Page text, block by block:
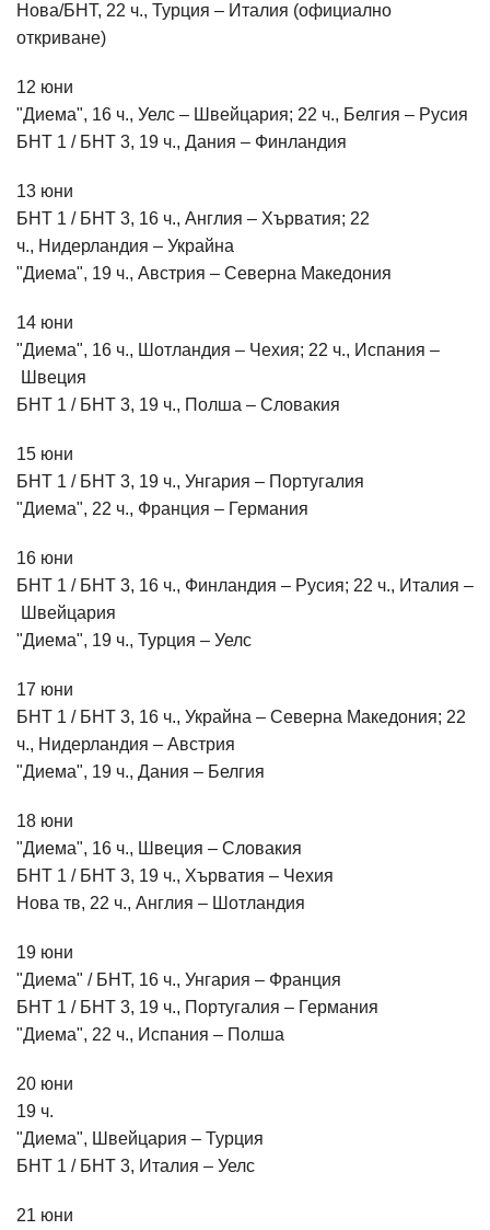
Нова/БНТ, 22 ч., Турция – Италия (официално
откриване)
12 юни
"Диема", 16 ч., Уелс – Швейцария; 22 ч., Белгия – Русия
БНТ 1 / БНТ 3, 19 ч., Дания – Финландия
13 юни
БНТ 1 / БНТ 3, 16 ч., Англия – Хърватия; 22
ч., Нидерландия – Украйна
"Диема", 19 ч., Австрия – Северна Македония
14 юни
"Диема", 16 ч., Шотландия – Чехия; 22 ч., Испания –
Швеция
БНТ 1 / БНТ 3, 19 ч., Полша – Словакия
15 юни
БНТ 1 / БНТ 3, 19 ч., Унгария – Португалия
"Диема", 22 ч., Франция – Германия
16 юни
БНТ 1 / БНТ 3, 16 ч., Финландия – Русия; 22 ч., Италия –
Швейцария
"Диема", 19 ч., Турция – Уелс
17 юни
БНТ 1 / БНТ 3, 16 ч., Украйна – Северна Македония; 22
ч., Нидерландия – Австрия
"Диема", 19 ч., Дания – Белгия
18 юни
"Диема", 16 ч., Швеция – Словакия
БНТ 1 / БНТ 3, 19 ч., Хърватия – Чехия
Нова тв, 22 ч., Англия – Шотландия
19 юни
"Диема" / БНТ, 16 ч., Унгария – Франция
БНТ 1 / БНТ 3, 19 ч., Португалия – Германия
"Диема", 22 ч., Испания – Полша
20 юни
19 ч.
"Диема", Швейцария – Турция
БНТ 1 / БНТ 3, Италия – Уелс
21 юни